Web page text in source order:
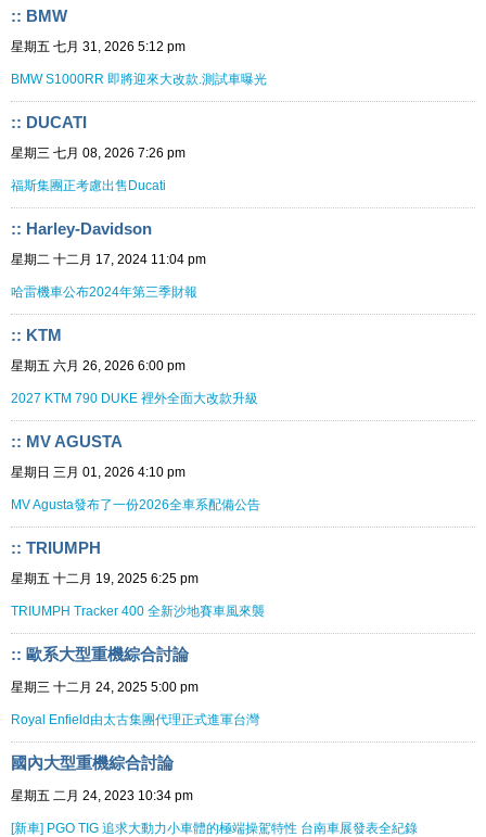
:: BMW
星期五 七月 31, 2026 5:12 pm
BMW S1000RR 即將迎來大改款.測試車曝光
:: DUCATI
星期三 七月 08, 2026 7:26 pm
福斯集團正考慮出售Ducati
:: Harley-Davidson
星期二 十二月 17, 2024 11:04 pm
哈雷機車公布2024年第三季財報
:: KTM
星期五 六月 26, 2026 6:00 pm
2027 KTM 790 DUKE 裡外全面大改款升級
:: MV AGUSTA
星期日 三月 01, 2026 4:10 pm
MV Agusta發布了一份2026全車系配備公告
:: TRIUMPH
星期五 十二月 19, 2025 6:25 pm
TRIUMPH Tracker 400 全新沙地賽車風來襲
:: 歐系大型重機綜合討論
星期三 十二月 24, 2025 5:00 pm
Royal Enfield由太古集團代理正式進軍台灣
國內大型重機綜合討論
星期五 二月 24, 2023 10:34 pm
[新車] PGO TIG 追求大動力小車體的極端操駕特性 台南車展發表全紀錄